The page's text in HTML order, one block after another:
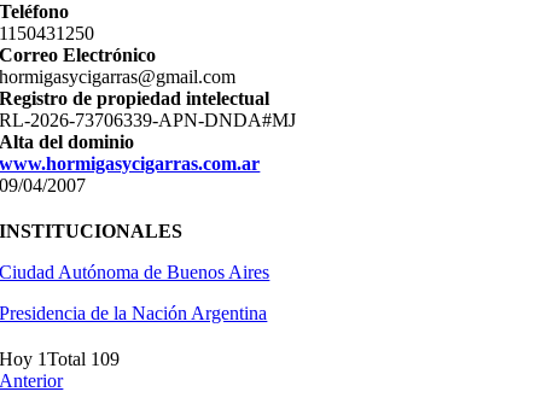
Teléfono
11­50431250
Correo Electrónico
hormigasycigarras@gmail.com
Registro de propiedad intelectual
RL-2026-73706339-APN-DNDA#MJ
Alta del dominio
www.hormigasycigarras.com.ar
09/04/2007
INSTITUCIONALES
Ciudad Autónoma de Buenos Aires
Presidencia de la Nación Argentina
Hoy 1Total 109
Anterior